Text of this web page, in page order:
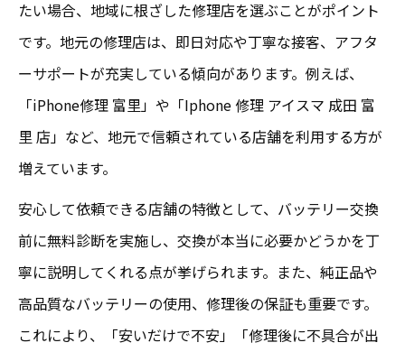
たい場合、地域に根ざした修理店を選ぶことがポイント
です。地元の修理店は、即日対応や丁寧な接客、アフタ
ーサポートが充実している傾向があります。例えば、
「iPhone修理 富里」や「Iphone 修理 アイスマ 成田 富
里 店」など、地元で信頼されている店舗を利用する方が
増えています。
安心して依頼できる店舗の特徴として、バッテリー交換
前に無料診断を実施し、交換が本当に必要かどうかを丁
寧に説明してくれる点が挙げられます。また、純正品や
高品質なバッテリーの使用、修理後の保証も重要です。
これにより、「安いだけで不安」「修理後に不具合が出